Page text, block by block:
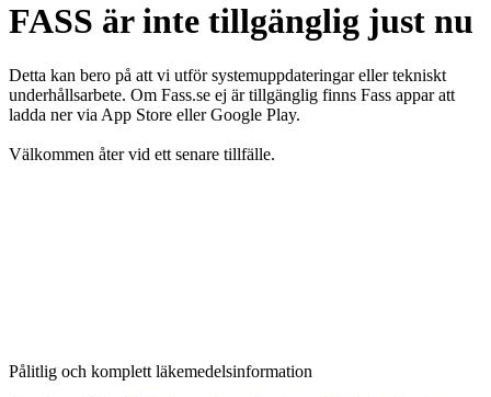
FASS är inte tillgänglig just nu
Detta kan bero på att vi utför systemuppdateringar eller tekniskt
underhållsarbete. Om Fass.se ej är tillgänglig finns Fass appar att
ladda ner via App Store eller Google Play.
Välkommen åter vid ett senare tillfälle.
Pålitlig och komplett läkemedelsinformation